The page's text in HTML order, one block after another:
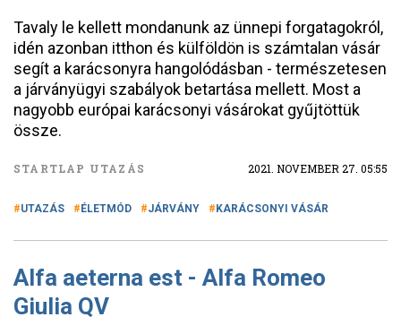
Tavaly le kellett mondanunk az ünnepi forgatagokról,
idén azonban itthon és külföldön is számtalan vásár
segít a karácsonyra hangolódásban - természetesen
a járványügyi szabályok betartása mellett. Most a
nagyobb európai karácsonyi vásárokat gyűjtöttük
össze.
STARTLAP UTAZÁS 2021. NOVEMBER 27. 05:55
UTAZÁS ÉLETMÓD JÁRVÁNY KARÁCSONYI VÁSÁR
Alfa aeterna est - Alfa Romeo
Giulia QV